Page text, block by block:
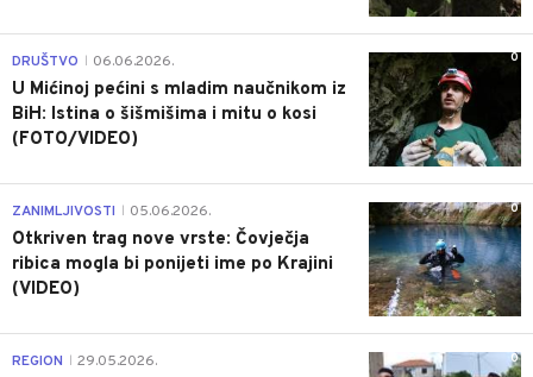
0
DRUŠTVO 06.06.2026.
U Mićinoj pećini s mladim naučnikom iz
BiH: Istina o šišmišima i mitu o kosi
(FOTO/VIDEO)
0
ZANIMLJIVOSTI 05.06.2026.
Otkriven trag nove vrste: Čovječja
ribica mogla bi ponijeti ime po Krajini
(VIDEO)
0
REGION 29.05.2026.